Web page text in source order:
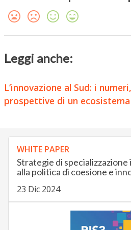
Leggi anche:
L’innovazione al Sud: i
prospettive di un
WHITE PAPER
Strategie di
alla politica di coesione e
23 Dic 2024